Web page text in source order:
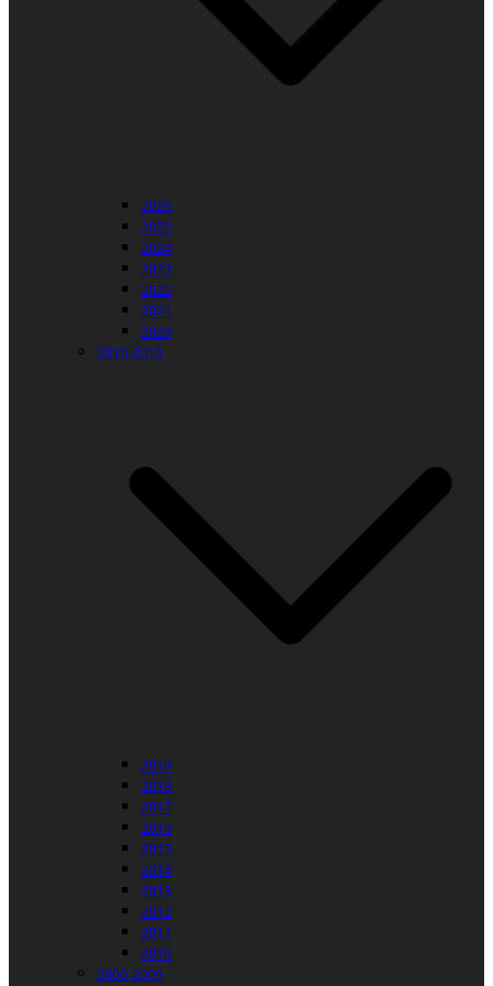
2026
2025
2024
2023
2022
2021
2020
2010-2019
2019
2018
2017
2016
2015
2014
2013
2012
2011
2010
2000-2009